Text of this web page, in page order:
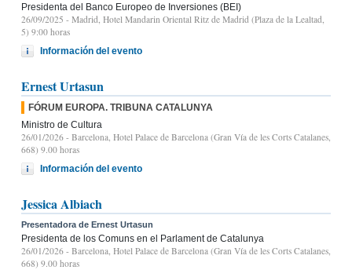
Presidenta del Banco Europeo de Inversiones (BEI)
26/09/2025 - Madrid, Hotel Mandarin Oriental Ritz de Madrid (Plaza de la Lealtad,
5) 9:00 horas
Información del evento
Ernest Urtasun
FÓRUM EUROPA. TRIBUNA CATALUNYA
Ministro de Cultura
26/01/2026 - Barcelona, Hotel Palace de Barcelona (Gran Vía de les Corts Catalanes,
668) 9.00 horas
Información del evento
Jessica Albiach
Presentadora de Ernest Urtasun
Presidenta de los Comuns en el Parlament de Catalunya
26/01/2026 - Barcelona, Hotel Palace de Barcelona (Gran Vía de les Corts Catalanes,
668) 9.00 horas